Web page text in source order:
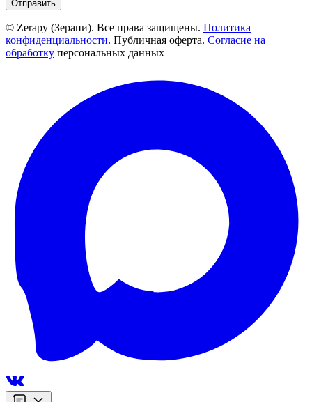
Отправить
© Zerapy (Зерапи). Все права защищены. Политика
конфиденциальности. Публичная оферта. Согласие на
обработку персональных данных